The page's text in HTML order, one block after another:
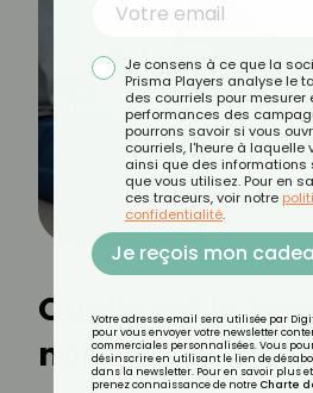
Quelle est la
normale selon
Je consens à ce que la
Prisma Players analyse le
des courriels pour mesurer
performances des
pourrons savoir si vous
courriels, l'heure à laquelle
ainsi que des informations
que vous utilisez. Pour en
ces traceurs, voir notre
confidentialité.
Je reçois mon
Votre adresse email sera utilisée par
pour vous envoyer votre newsletter
commerciales personnalisées. Vous
désinscrire en utilisant le lien de
dans la newsletter. Pour en savoir plus
prenez connaissance de notre Charte